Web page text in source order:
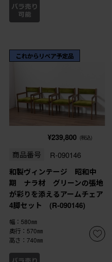
これからリペア予定品
¥239,800 (税込)
商品番号 R-090146
和製ヴィンテージ 昭和中
期 ナラ材 グリーンの張地
が彩りを添えるアームチェア
4脚セット (R-090146)
幅：580㎜
奥行：570㎜
高さ：740㎜